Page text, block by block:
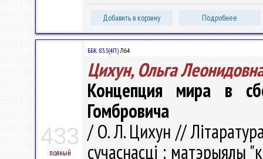
Добавить в корзину Подробнее
433
полный
ББК 83.3(4П)Л64
Цихун, Ольга
Концепция мира в
Гомбровича
/ О. Л. Цихун //
сучаснасці : матэрыялы